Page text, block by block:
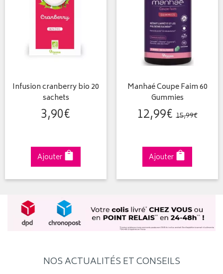
Infusion cranberry bio 20
sachets
3,90€
Ajouter
Manhaé Coupe Faim 60
Gummies
12,99€ 15,99€
Ajouter
NOS ACTUALITÉS ET CONSEILS